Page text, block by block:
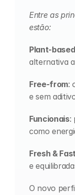
Entre as
estão:
Plant-based
alternativa
Free-from:
e sem
Funcionais:
como
Fresh & Fast
e
O novo